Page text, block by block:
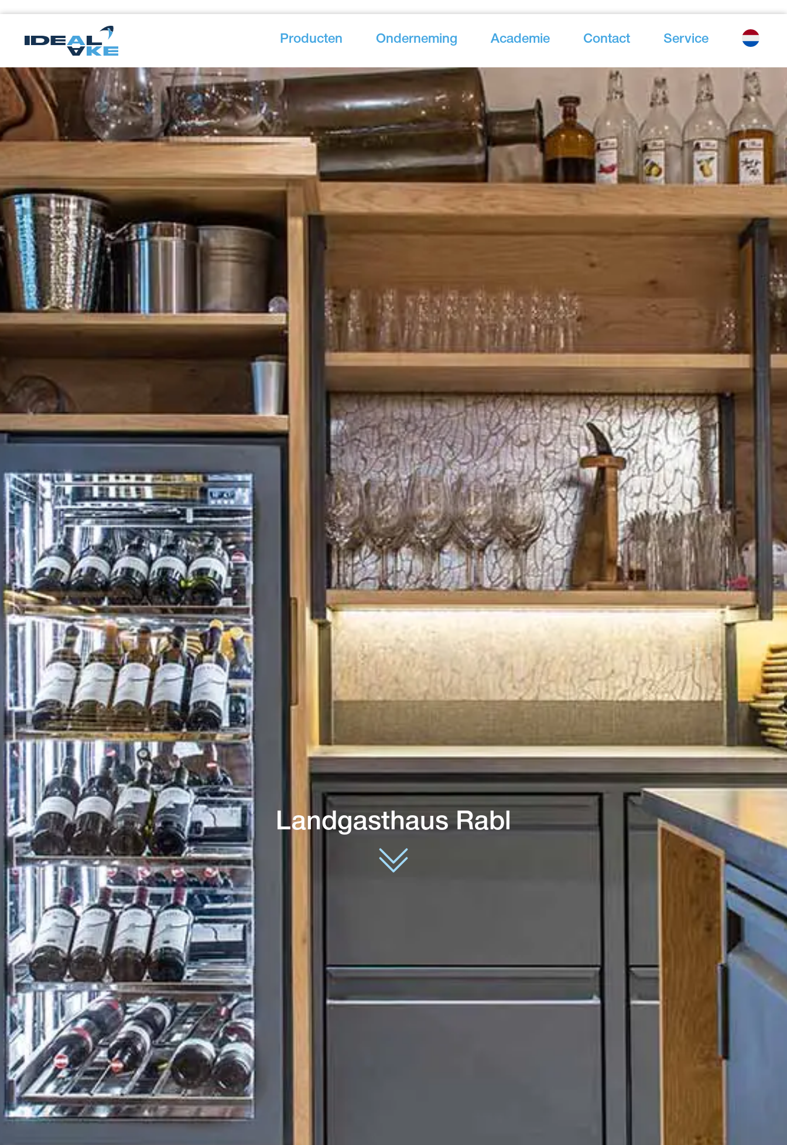
Producten Onderneming Academie Contact Service
Landgasthaus Rabl